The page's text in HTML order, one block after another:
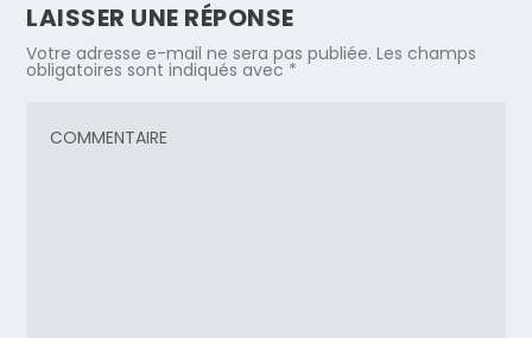
LAISSER UNE RÉPONSE
Votre adresse e-mail ne sera pas publiée. Les champs
obligatoires sont indiqués avec *